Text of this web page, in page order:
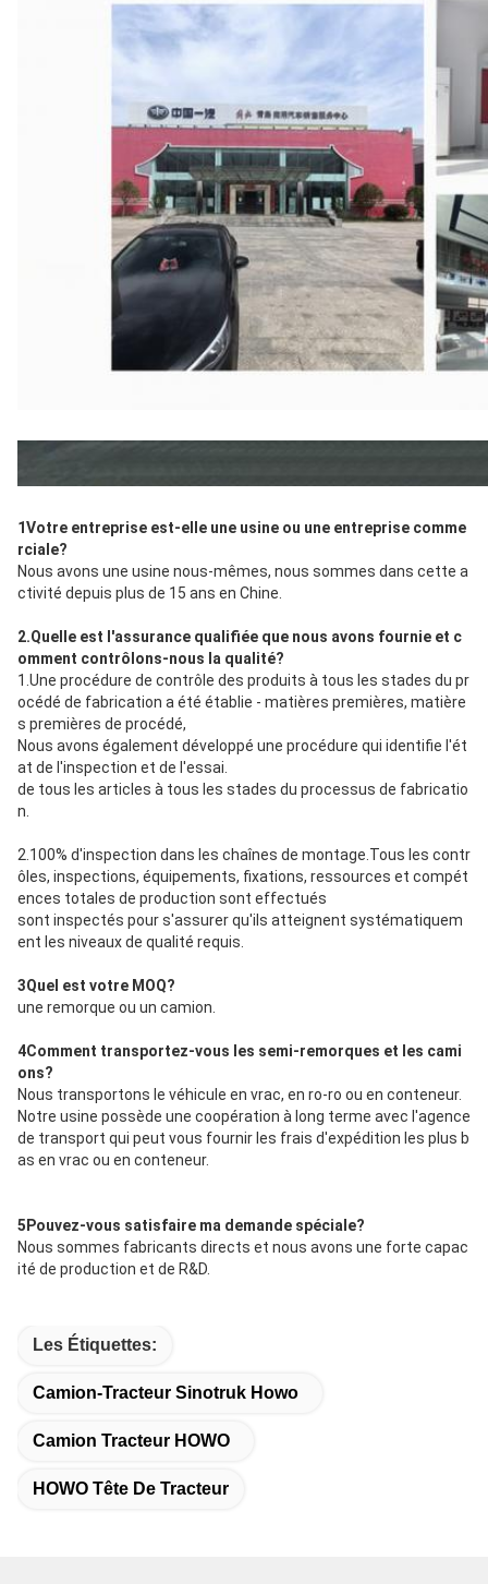
1Votre entreprise est-elle une usine ou une entreprise comme
rciale?
Nous avons une usine nous-mêmes, nous sommes dans cette a
ctivité depuis plus de 15 ans en Chine.
2.Quelle est l'assurance qualifiée que nous avons fournie et c
omment contrôlons-nous la qualité?
1.Une procédure de contrôle des produits à tous les stades du pr
océdé de fabrication a été établie - matières premières, matière
s premières de procédé,
Nous avons également développé une procédure qui identifie l'ét
at de l'inspection et de l'essai.
de tous les articles à tous les stades du processus de fabricatio
n.
2.100% d'inspection dans les chaînes de montage.Tous les contr
ôles, inspections, équipements, fixations, ressources et compét
ences totales de production sont effectués
sont inspectés pour s'assurer qu'ils atteignent systématiquem
ent les niveaux de qualité requis.
3Quel est votre MOQ?
une remorque ou un camion.
4Comment transportez-vous les semi-remorques et les cami
ons?
Nous transportons le véhicule en vrac, en ro-ro ou en conteneur.
Notre usine possède une coopération à long terme avec l'agence
de transport qui peut vous fournir les frais d'expédition les plus b
as en vrac ou en conteneur.
5Pouvez-vous satisfaire ma demande spéciale?
Nous sommes fabricants directs et nous avons une forte capac
ité de production et de R&D.
Les Étiquettes:
Camion-Tracteur Sinotruk Howo
Camion Tracteur HOWO
HOWO Tête De Tracteur